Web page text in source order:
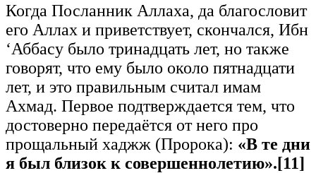
Когда Посланник Аллаха, да благословит
его Аллах и приветствует, скончался, Ибн
‘Аббасу было тринадцать лет, но также
говорят, что ему было около пятнадцати
лет, и это правильным считал имам
Ахмад. Первое подтверждается тем, что
достоверно передаётся от него про
прощальный хаджж (Пророка): «В те дни
я был близок к совершеннолетию».[11]